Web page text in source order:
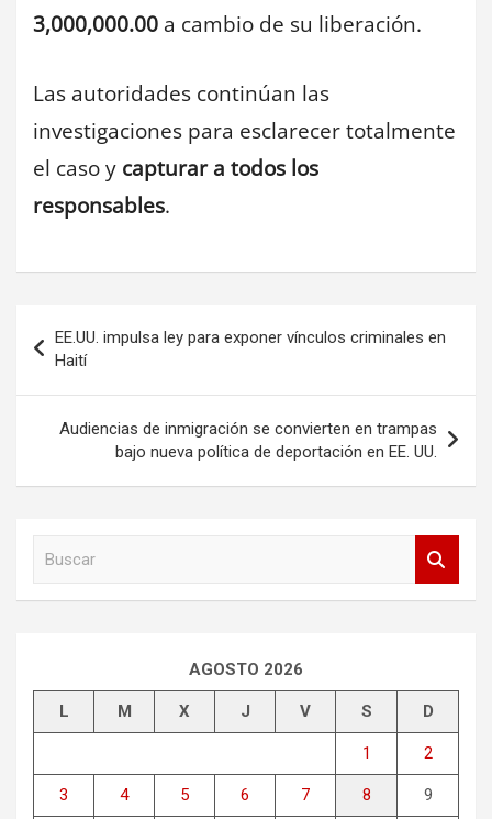
3,000,000.00 a cambio de su liberación.
Las autoridades continúan las
investigaciones para esclarecer totalmente
el caso y capturar a todos los
responsables.
Navegación
de
entradas
EE.UU. impulsa ley para exponer vínculos criminales en
Haití
Audiencias de inmigración se convierten en trampas
bajo nueva política de deportación en EE. UU.
AGOSTO 2026
L M X J V S D
1 2
3 4 5 6 7 8 9